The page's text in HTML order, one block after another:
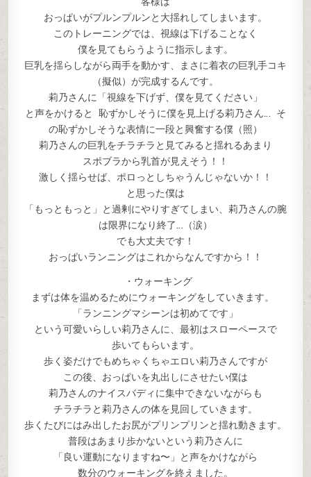
おっぱいがプルンプルンと大揺れしてしまいます。
このトレーニングでは、視線は下げることなく
僕を見てもらうように指示します。
巨乳を揺らしながら両手を動かす、まさに着衣の巨乳手コキ
（擬似）が完成するんです。
莉乃さんに「視線を下げず、僕を見てください」
と声をかけると 恥ずかしそうに僕を見上げる莉乃さん… そ
の恥ずかしそうな表情に一段と興奮する僕（照）
莉乃さんの巨乳をチラチラと見てみると揺れるあまり
スポブラから乳首が見えそう！！
激しく揺らせば、ポロっとしちゃうんじゃないか！！
と思った僕は
「もっともっと」と過剰にやりすぎてしまい、莉乃さんの腕
は限界になり終了…（涙）
でも大丈夫です！
おっぱいランニングはこれからなんですから！！
・ウォーキング
まずは体を温めるためにウォーキングをしていきます。
「ランニングマシーンは初めてです」
という可愛いらしい莉乃さんに、最初はスローペースで
歩いてもらいます。
歩く姿だけでもめちゃくちゃエロい莉乃さんですが
この後、おっぱいを丸出しにさせたい僕は
莉乃さんのナイスバディに集中できないながらも
チラチラと莉乃さんの体を見回していきます。
歩くたびにはみ出したお尻がプリンプリンと揺れ動きます。
普段はあまり歩かないという莉乃さんに
「良い運動になりますね〜」と声をかけながら
数分のウォーキングを終えました。